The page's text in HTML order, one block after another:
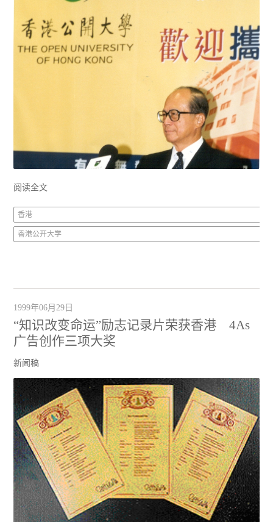
阅读全文
香港
香港公开大学
1999年06月29日
“知识改变命运”励志记录片荣获香港 4As
广告创作三项大奖
新闻稿